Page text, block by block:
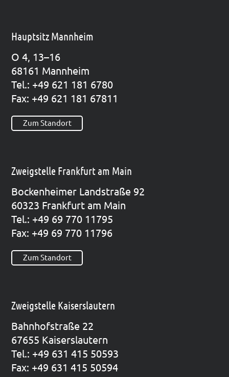
Hauptsitz Mannheim
O 4, 13–16
68161 Mann­heim
Tel.: +49 621 181 6780
Fax: +49 621 181 67811
Zum Standort
Zweigstelle Frankfurt am Main
Bocken­hei­mer Land­stra­ße 92
60323 Frank­furt am Main
Tel.: +49 69 770 11795
Fax: +49 69 770 11796
Zum Standort
Zweigstelle Kaiserslautern
Bahn­hof­stra­ße 22
67655 Kai­sers­lau­tern
Tel.: +49 631 415 50593
Fax: +49 631 415 50594